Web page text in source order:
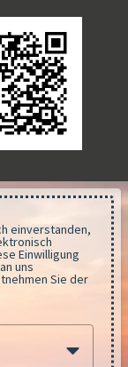
einverstanden,
Einwilligung
uns
Sie der